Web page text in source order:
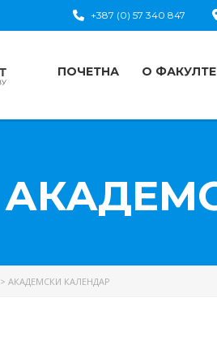
+387 (0) 57 340 847
ПОЧЕТНА О
> АКАДЕМСКИ КАЛЕНДАР